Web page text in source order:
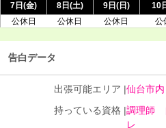
7日(金) 8日(土) 9日(日) 10
公休日
公休日 公休日 公
告白データ
出張可能エリア |仙台市内
持っている資格 |調理師
レ